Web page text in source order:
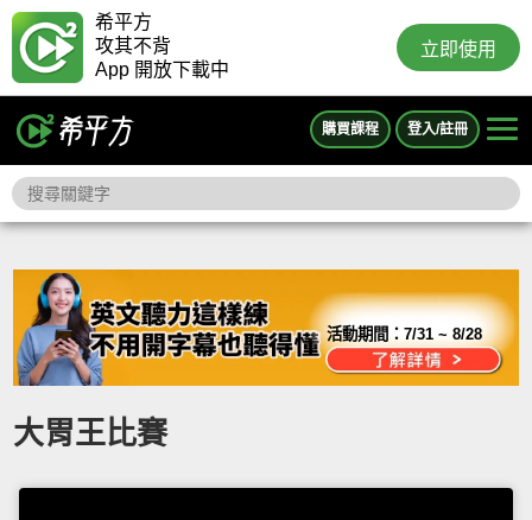
希平方
攻其不背
App 開放下載中
立即使用
購買課程 登入/註冊
活動期間：7/31 ~ 8/28
大胃王比賽